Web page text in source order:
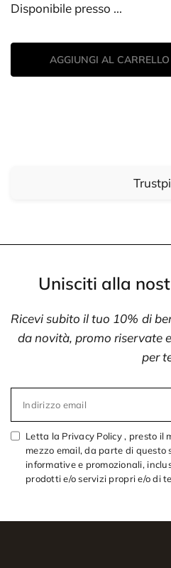
Disponibile presso ...
AGGIUNGI AL CARRELLO
Unisciti alla
Ricevi subito il tuo 10% di
da novità, promo riservate
per
Indirizzo email
Letta la Privacy Policy , presto il
mezzo email, da parte di questo
informative e promozionali,
prodotti e/o servizi propri e/o di